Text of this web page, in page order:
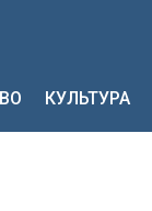
КУЛЬТУРА